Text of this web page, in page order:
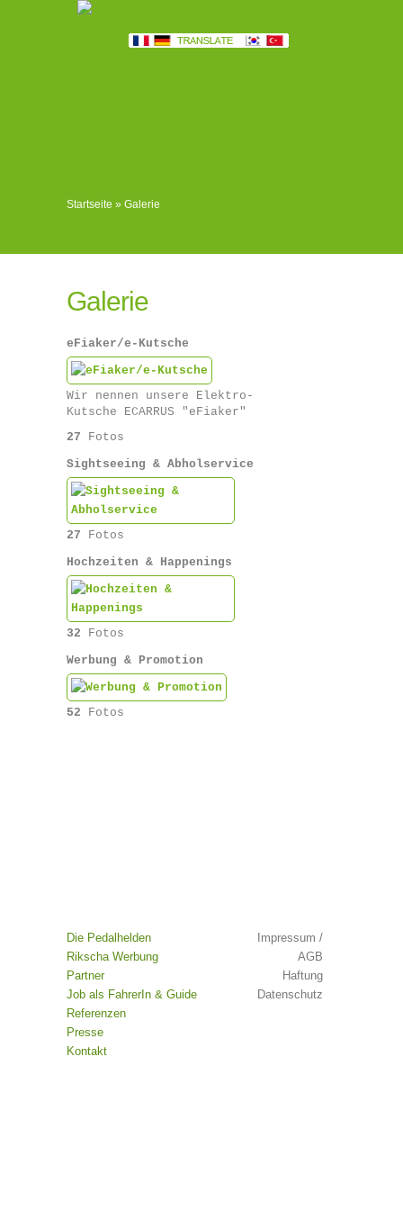
Startseite » Galerie
Galerie
eFiaker/e-Kutsche
Wir nennen unsere Elektro-
Kutsche ECARRUS "eFiaker"
27 Fotos
Sightseeing & Abholservice
27 Fotos
Hochzeiten & Happenings
32 Fotos
Werbung & Promotion
52 Fotos
Die Pedalhelden
Rikscha Werbung
Partner
Job als FahrerIn & Guide
Referenzen
Presse
Kontakt
Impressum /
AGB
Haftung
Datenschutz